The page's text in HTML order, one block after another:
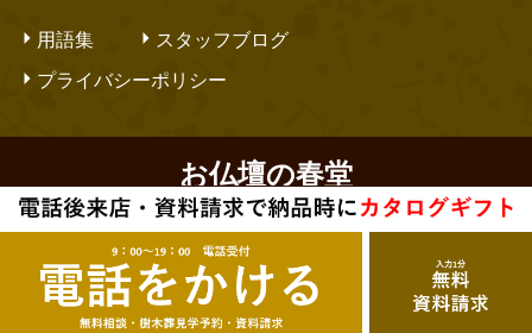
用語集
スタッフブログ
プライバシーポリシー
お仏壇の春堂
Copyright © OBUTSUDANNO SHUNDO. All Rights Reserved.